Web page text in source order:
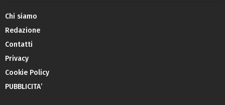
Chi siamo
Redazione
Contatti
Privacy
Cookie Policy
PUBBLICITA’